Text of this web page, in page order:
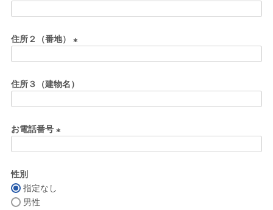
住所２（番地）
須
住所３（建物名）
お電話番号
)
性別
指定なし
男性